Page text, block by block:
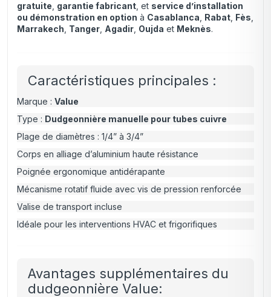
gratuite garantie fabricant , et service d’installation
ou démonstration en option à Casablanca Rabat Fès
Marrakech Tanger Agadir Oujda et Meknès.
Caractéristiques principales :
Marque : Value
Type : Dudgeonnière manuelle pour tubes cuivre
Plage de diamètres : 1/4” à 3/4”
Corps en alliage d’aluminium haute résistance
Poignée ergonomique antidérapante
Mécanisme rotatif fluide avec vis de pression renforcée
Valise de transport incluse
Idéale pour les interventions HVAC et frigorifiques
Avantages supplémentaires du
dudgeonnière Value: